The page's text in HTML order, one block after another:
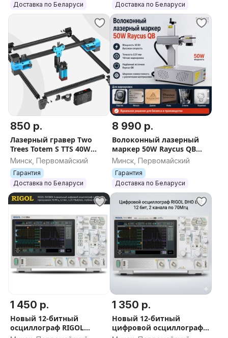
Доставка по Беларуси
Доставка по Беларуси
850 р.
Лазерный гравер Two
Trees Totem S TTS 40W
30*30см LD + FAC 5.5W
Минск, Первомайский
Гарантия
Доставка по Беларуси
8 990 р.
Волоконный лазерный
маркер 50W Raycus QB
(Электроподъемник)
Минск, Первомайский
Гарантия
Доставка по Беларуси
1 450 р.
Новый 12-битный
осциллограф RIGOL
1 350 р.
Новый 12-битный
цифровой осциллограф